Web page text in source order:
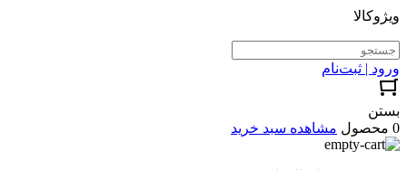
ویژوکالا
ورود | ثبت‌نام
بستن
0 محصول
مشاهده سبد خرید